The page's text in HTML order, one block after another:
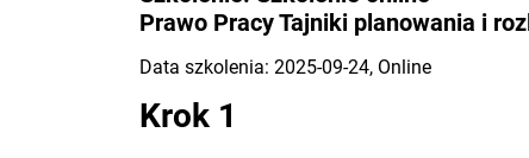
Prawo Pracy Tajniki planowania i
Data szkolenia: 2025-09-24, Online
Krok 1